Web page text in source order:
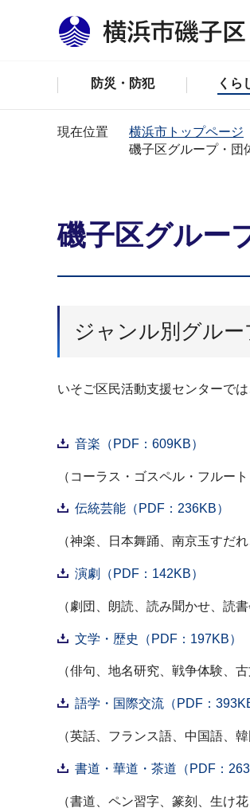
防災・防犯 くら
現在位置 横浜市トップページ
磯子区グループ・団
磯子区グルー
ジャンル別グル
いそご区民活動支援センターで
音楽（PDF：609KB）
（コーラス・ゴスペル・フルー
伝統芸能（PDF：236KB）
（神楽、日本舞踊、南京玉すだ
演劇（PDF：142KB）
（劇団、朗読、読み聞かせ、読書
文学・歴史（PDF：197KB）
（俳句、地名研究、戦争体験、古
語学・国際交流（PDF：
（英話、フランス語、中国語、
書道・華道・茶道（PDF：
（書道、ペン習字、篆刻、生け花